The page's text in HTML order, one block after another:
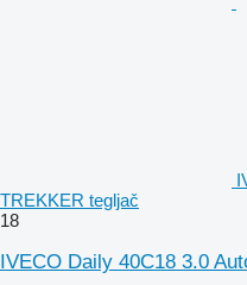
TREKKER tegljač
18
IVECO Daily 40C18 3.0